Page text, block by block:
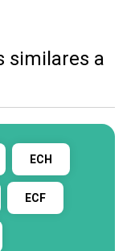
similares a
ECH
ECF